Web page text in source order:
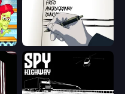
Death Note Type